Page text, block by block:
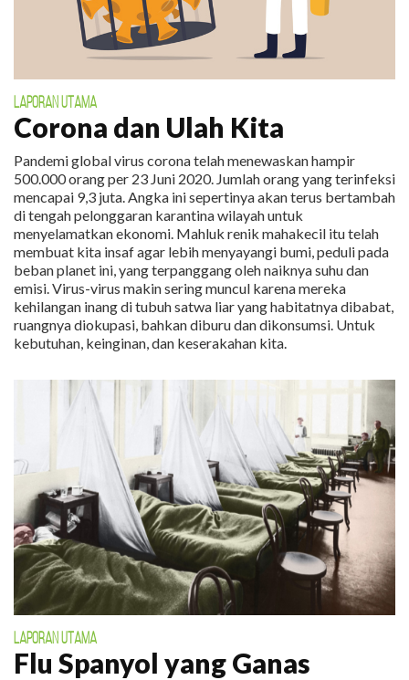
LAPORAN UTAMA
Corona dan Ulah Kita
Pandemi global virus corona telah menewaskan hampir
500.000 orang per 23 Juni 2020. Jumlah orang yang terinfeksi
mencapai 9,3 juta. Angka ini sepertinya akan terus bertambah
di tengah pelonggaran karantina wilayah untuk
menyelamatkan ekonomi. Mahluk renik mahakecil itu telah
membuat kita insaf agar lebih menyayangi bumi, peduli pada
beban planet ini, yang terpanggang oleh naiknya suhu dan
emisi. Virus-virus makin sering muncul karena mereka
kehilangan inang di tubuh satwa liar yang habitatnya dibabat,
ruangnya diokupasi, bahkan diburu dan dikonsumsi. Untuk
kebutuhan, keinginan, dan keserakahan kita.
LAPORAN UTAMA
Flu Spanyol yang Ganas